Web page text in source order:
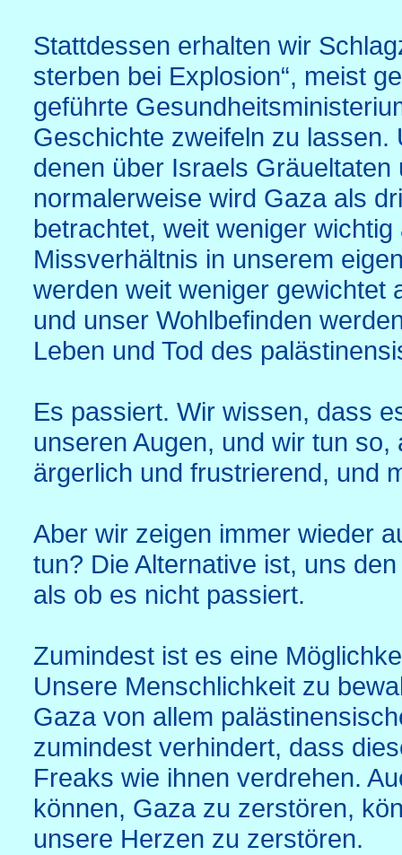
Stattdessen erhalten wir
sterben bei Explosion“, meist
geführte
Geschichte zweifeln zu
denen über Israels
normalerweise wird Gaza als
betrachtet, weit weniger
Missverhältnis in unserem
werden weit weniger gewichtet
und unser Wohlbefinden
Leben und Tod des
Es passiert. Wir wissen, dass
unseren Augen, und wir tun
ärgerlich und frustrierend, und
Aber wir zeigen immer wieder
tun? Die Alternative ist, uns
als ob es nicht passiert.
Zumindest ist es eine
Unsere Menschlichkeit zu
Gaza von allem
zumindest verhindert, dass
Freaks wie ihnen verdrehen.
können, Gaza zu zerstören,
unsere Herzen zu zerstören.